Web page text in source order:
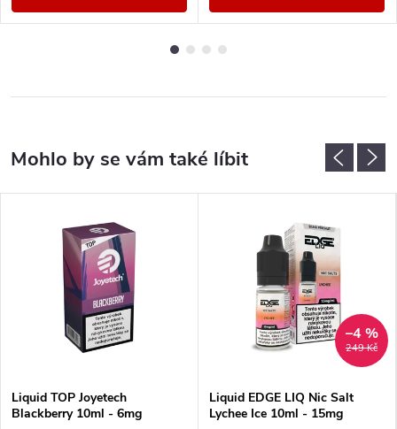
Liquid TOP Joyetech
Blackberry 10ml - 6mg
249 Kč
–4 %
Liquid EDGE LIQ Nic Salt
Lychee Ice 10ml - 15mg